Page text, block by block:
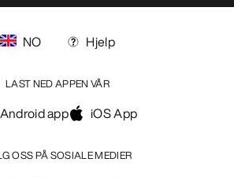
OSS PÅ SOSIALE MEDIER
NO Hjelp
LAST NED APPEN VÅR
Android app iOS App